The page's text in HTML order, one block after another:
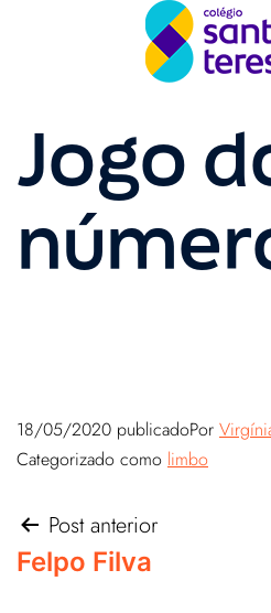
Jogo
18/05/2020 publicadoPor
Categorizado como limbo
Post anterior
Felpo Filva